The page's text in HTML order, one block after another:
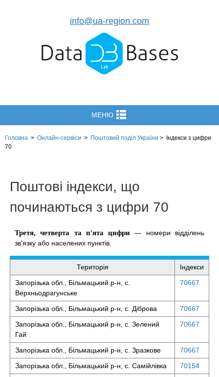
info@ua-region.com
МЕНЮ
Головна > Онлайн-сервіси > Поштовий поділ України >
Індекси з цифри
70
Поштові індекси, що
починаються з цифри 70
Третя, четверта та п'ята цифри — номери відділень
зв'язку або населених пунктів.
Територія
Індекси
Запорізька обл., Більмацький р-н, с.
Верхньодрагунське
70667
Запорізька обл., Більмацький р-н, с. Діброва
70667
Запорізька обл., Більмацький р-н, с. Зелений
Гай
70667
Запорізька обл., Більмацький р-н, с. Зразкове
70667
Запорізька обл., Більмацький р-н, с. Самійлівка
70154